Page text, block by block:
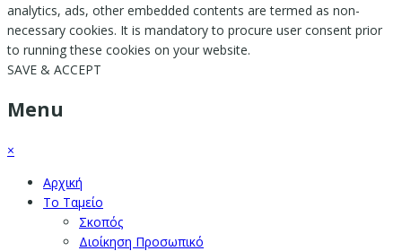
analytics, ads, other embedded contents are termed as non-
necessary cookies. It is mandatory to procure user consent prior
to running these cookies on your website.
SAVE & ACCEPT
Menu
×
Αρχική
Το Ταμείο
Σκοπός
Διοίκηση Προσωπικό